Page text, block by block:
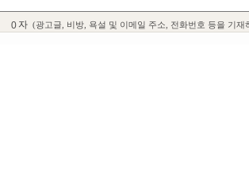
자(광고글, 비방, 욕설 및 이메일 주소, 전화번호 등을 기재